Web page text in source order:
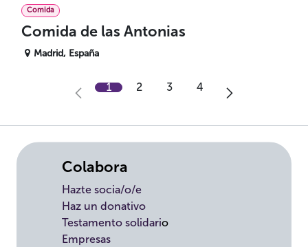
Comida
Comida de las Antonias
Madrid, España
1 2 3 4
Colabora
Hazte socia/o/e
Haz un donativo
Testamento solidario
Empresas